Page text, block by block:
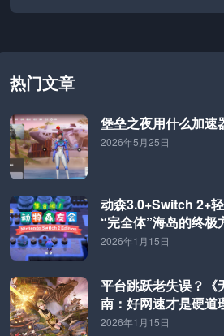
买会员只为联机，如今只能坐着干等。
热门文章
堡垒之夜用什么加速
2026年5月25日
动森3.0+Switch 2+
“完全体”海岛的终极
2026年1月15日
平台跳跃老失误？《
南：好网速才是硬道
2026年1月15日